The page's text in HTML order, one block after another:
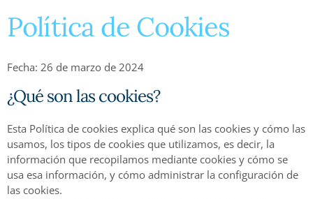
Política de Cookies
Fecha: 26 de marzo de 2024
¿Qué son las cookies?
Esta Política de cookies explica qué son las cookies y cómo las
usamos, los tipos de cookies que utilizamos, es decir, la
información que recopilamos mediante cookies y cómo se
usa esa información, y cómo administrar la configuración de
las cookies.